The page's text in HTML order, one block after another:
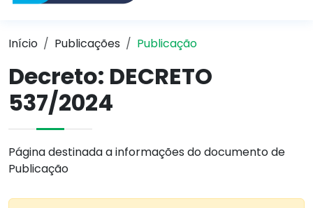
Início Publicações Publicação
Decreto: DECRETO
537/2024
Página destinada a informações do documento de
Publicação